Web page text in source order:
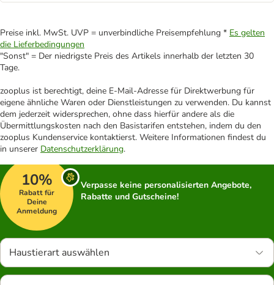
Preise inkl. MwSt. UVP = unverbindliche Preisempfehlung * Es gelten
die Lieferbedingungen
"Sonst" = Der niedrigste Preis des Artikels innerhalb der letzten 30
Tage.
zooplus ist berechtigt, deine E-Mail-Adresse für Direktwerbung für
eigene ähnliche Waren oder Dienstleistungen zu verwenden. Du kannst
dem jederzeit widersprechen, ohne dass hierfür andere als die
Übermittlungskosten nach den Basistarifen entstehen, indem du den
zooplus Kundenservice kontaktierst. Weitere Informationen findest du
in unserer Datenschutzerklärung.
10%
Rabatt für
Deine
Anmeldung
Verpasse keine personalisierten Angebote,
Rabatte und Gutscheine!
Haustierart auswählen